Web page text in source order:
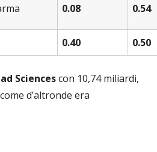
0.08 0.54
0.40 0.50
Sciencescon 10,74 miliardi,
d’altronde era